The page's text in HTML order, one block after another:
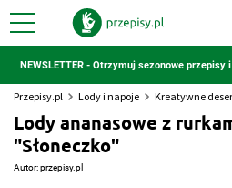
NEWSLETTER - Otrzymuj sezonowe przepisy
Przepisy.pl Lody i napoje Kreatywne
Lody ananasowe z
"Słoneczko"
Autor:przepisy.pl